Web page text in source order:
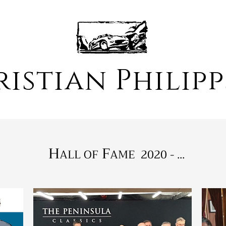
HALL OF FAME 2020 - ...